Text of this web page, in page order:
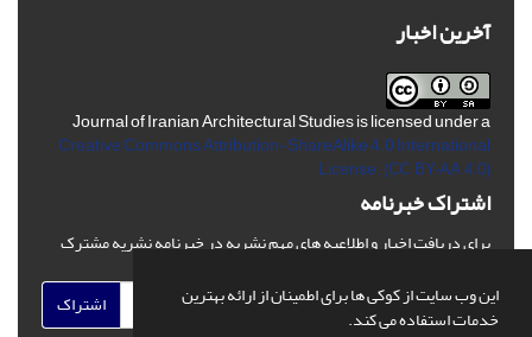
این وب سایت از کوکی ها برای اطمینان از ارائه بهترین
خدمات استفاده می کند.
آخرین اخبار
Journal of Iranian Architectural Studies is licensed under a
Creative Commons Attribution-ShareAlike 4.0 International
License. (CC BY-AA 4.0)
اشتراک خبرنامه
برای دریافت اخبار و اطلاعیه های مهم نشریه در خبرنامه نشریه مشترک
اشتراک